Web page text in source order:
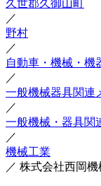
久世郡久御山町
／
野村
／
自動車・機械・機
／
一般機械器具関連
／
一般機械・器具関
／
機械工業
／ 株式会社西岡機